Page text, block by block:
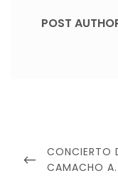
POST
entradas
PREVIOUS
POST
CONCIERTO
CAMACHO